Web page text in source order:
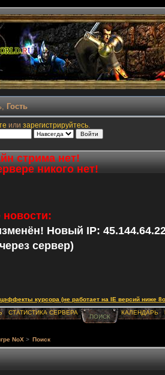
Гость
или зарегистрируйтесь.
стрима нет!
никого нет!
новости:
Новый IP:
сервер)
курсора (не работает на IE версий ниже
СТАТИСТИКА СЕРВЕРА
ПОИСК
КАЛЕНДАРЬ
NoX > Поиск